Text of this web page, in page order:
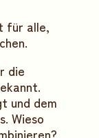
für alle,
die
und dem
Wieso